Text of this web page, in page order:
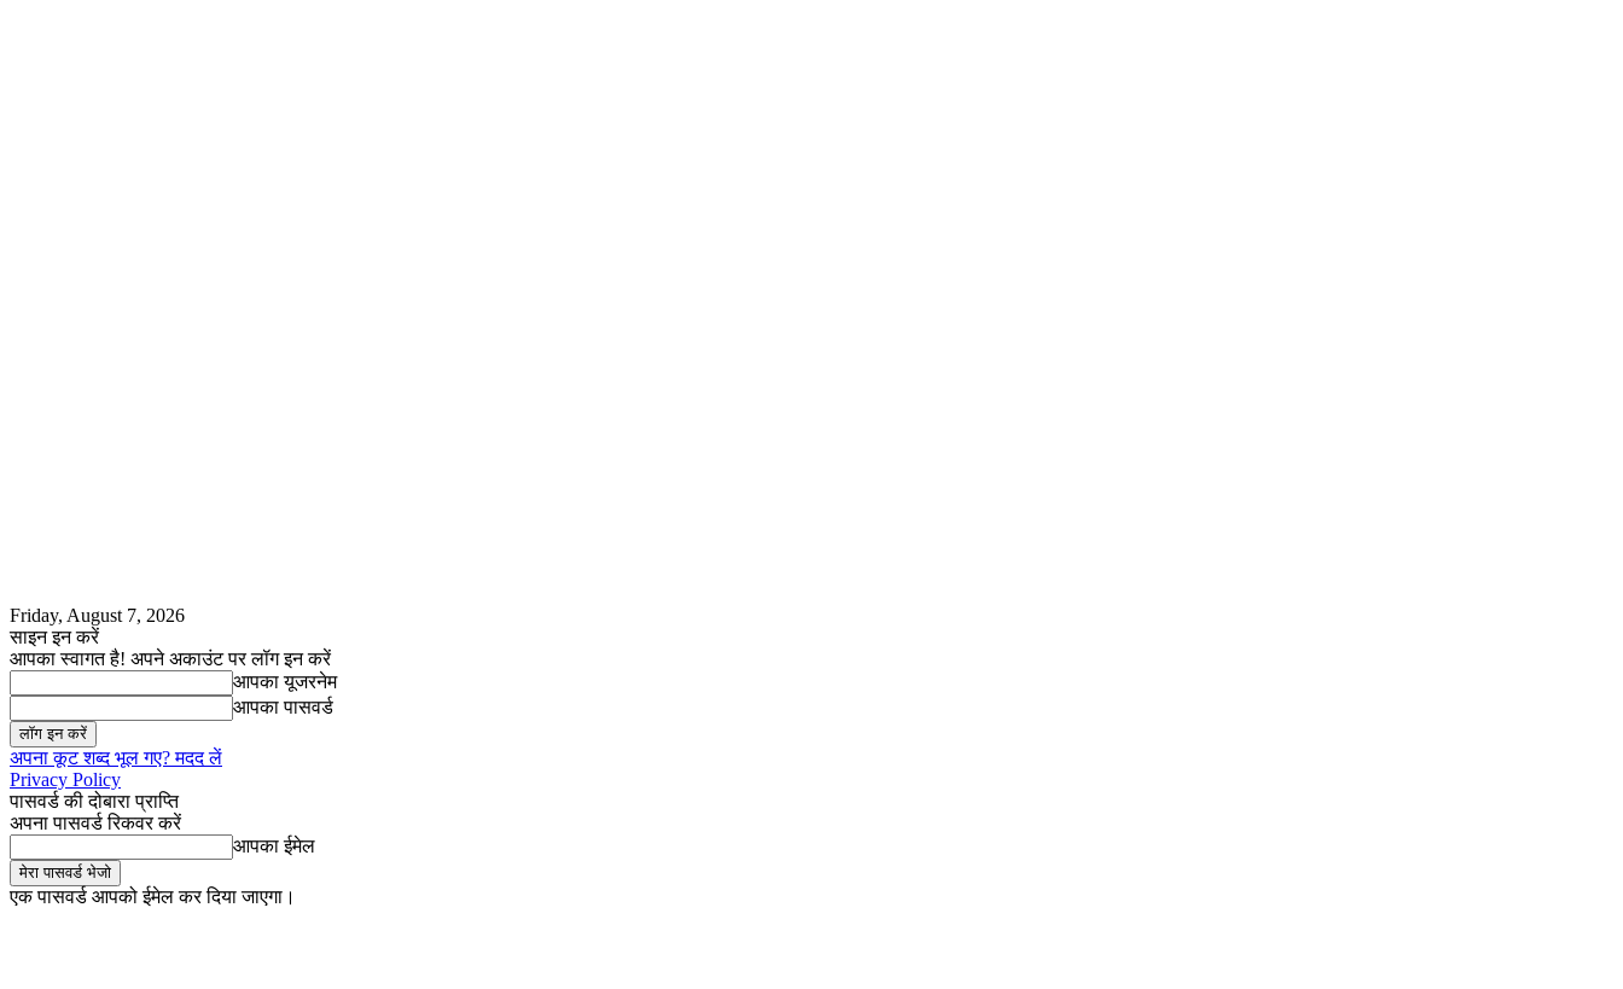
Friday, August 7, 2026
साइन इन करें
आपका स्वागत है! अपने अकाउंट पर लॉग इन करें
आपका यूजरनेम
आपका पासवर्ड
अपना कूट शब्द भूल गए? मदद लें
Privacy Policy
पासवर्ड की दोबारा प्राप्ति
अपना पासवर्ड रिकवर करें
आपका ईमेल
एक पासवर्ड आपको ईमेल कर दिया जाएगा।